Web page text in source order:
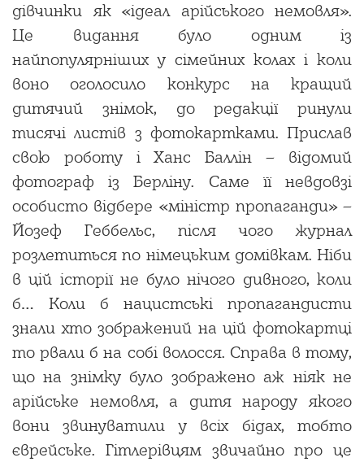
дівчинки як «ідеал арійського немовля».
Це видання було одним із
найпопулярніших у сімейних колах і коли
воно оголосило конкурс на кращий
дитячий знімок, до редакції ринули
тисячі листів з фотокартками. Прислав
свою роботу і Ханс Баллін – відомий
фотограф із Берліну. Саме її невдовзі
особисто відбере «міністр пропаганди» –
Йозеф Геббельс, після чого журнал
розлетиться по німецьким домівкам. Ніби
в цій історії не було нічого дивного, коли
б… Коли б нацистські пропагандисти
знали хто зображений на цій фотокартці
то рвали б на собі волосся. Справа в тому,
що на знімку було зображено аж ніяк не
арійське немовля, а дитя народу якого
вони звинуватили у всіх бідах, тобто
єврейське. Гітлерівцям звичайно про це